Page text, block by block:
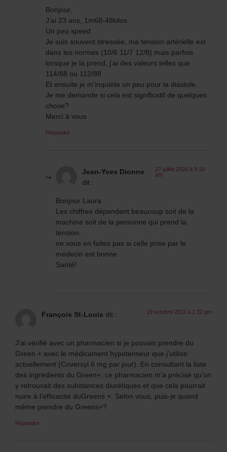
Bonjour,
J’ai 23 ans, 1m68-48kilos
Un peu speed
Je suis souvent stressée, ma tension artérielle est
dans les normes (10/6 11/7 12/8) mais parfois
lorsque je la prend, j’ai des valeurs telles que
114/88 ou 112/88
Et ensuite je m’inquiète un peu pour la diastole.
Je me demande si cela est significatif de quelques
chose?
Merci à vous
Répondre
Jean-Yves Dionne
dit :
27 juillet 2020 à 9:16
am
Bonjour Laura
Les chiffres dépendent beaucoup soit de la
machine soit de la personne qui prend la
tension.
ne vous en faites pas si celle prise par le
médecin est bonne
Santé!
François St-Louis dit : 19 octobre 2011 à 1:32 pm
J’ai vérifié avec un pharmacien si je pouvais prendre du
Green + avec le médicament hypotenseur que j’utilise
actuellement (Coversyl 6 mg par jour). En consultant la liste
des ingrédients du Green+, ce pharmacien m’a précisé qu’on
y retrouvait des substances diurétiques et que cela pourrait
nuire à l’efficacité duGreens +. Selon vous, puis-je quand
même prendre du Greens+?
Répondre